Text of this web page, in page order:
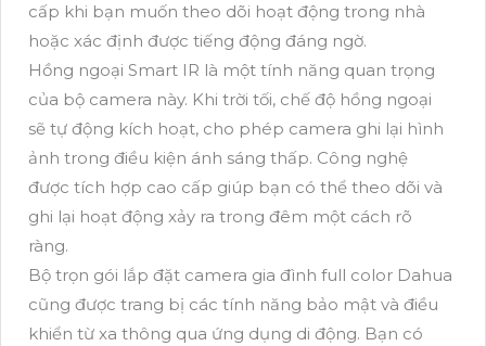
cấp khi bạn muốn theo dõi hoạt động trong nhà
hoặc xác định được tiếng động đáng ngờ.
Hồng ngoại Smart IR là một tính năng quan trọng
của bộ camera này. Khi trời tối, chế độ hồng ngoại
sẽ tự động kích hoạt, cho phép camera ghi lại hình
ảnh trong điều kiện ánh sáng thấp. Công nghệ
được tích hợp cao cấp giúp bạn có thể theo dõi và
ghi lại hoạt động xảy ra trong đêm một cách rõ
ràng.
Bộ trọn gói lắp đặt camera gia đình full color Dahua
cũng được trang bị các tính năng bảo mật và điều
khiển từ xa thông qua ứng dụng di động. Bạn có